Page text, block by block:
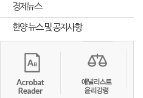
경제뉴스
한양 뉴스 및 공지사항